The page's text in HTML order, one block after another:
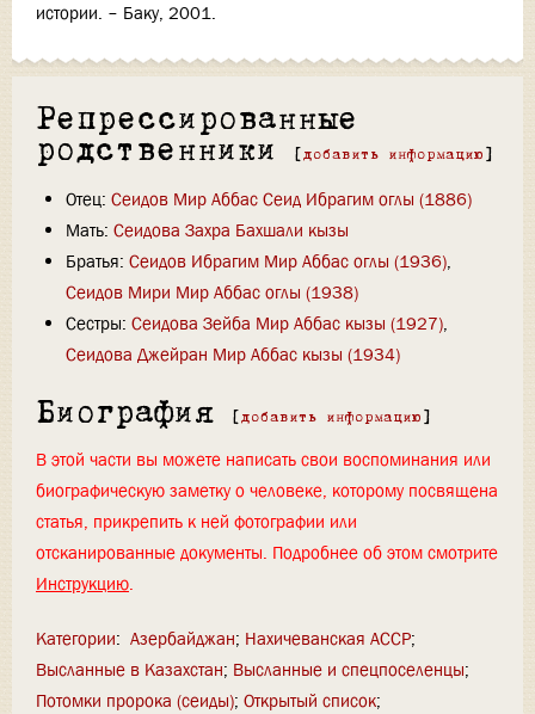
истории. – Баку, 2001.
Репрессированные
родственники
[ добавить информацию ]
Отец: Сеидов Мир Аббас Сеид Ибрагим оглы (1886)
Мать: Сеидова Захра Бахшали кызы
Братья: Сеидов Ибрагим Мир Аббас оглы (1936),
Сеидов Мири Мир Аббас оглы (1938)
Сестры: Сеидова Зейба Мир Аббас кызы (1927),
Сеидова Джейран Мир Аббас кызы (1934)
Биография [ добавить информацию ]
В этой части вы можете написать свои воспоминания или
биографическую заметку о человеке, которому посвящена
статья, прикрепить к ней фотографии или
отсканированные документы. Подробнее об этом смотрите
Инструкцию.
Категории: Азербайджан Нахичеванская АССР
Высланные в Казахстан Высланные и спецпоселенцы
Потомки пророка (сеиды) Открытый список